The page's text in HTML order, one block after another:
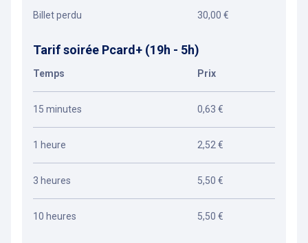
Billet perdu 30,00 €
Tarif soirée Pcard+ (19h - 5h)
Temps Prix
15 minutes 0,63 €
1 heure 2,52 €
3 heures 5,50 €
10 heures 5,50 €